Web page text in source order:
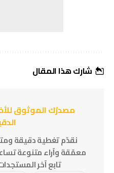
شارك هذا المقال
مصدرُك الموثوق
نقدّم تغطية دقيقة
معمّقة وآراء متنوعة
تابع آخر